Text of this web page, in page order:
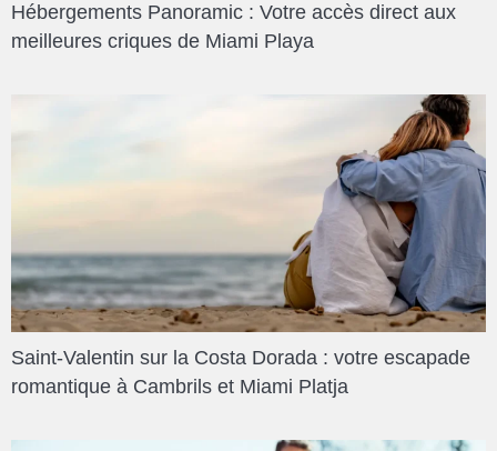
Hébergements Panoramic : Votre accès direct aux
meilleures criques de Miami Playa
Saint-Valentin sur la Costa Dorada : votre escapade
romantique à Cambrils et Miami Platja